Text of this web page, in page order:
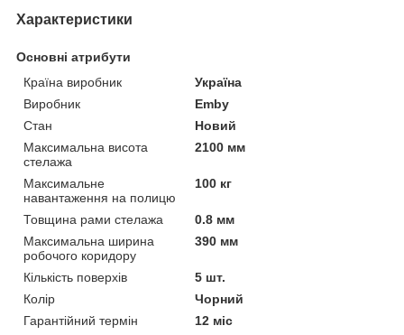
Характеристики
Основні атрибути
Країна виробник
Україна
Виробник
Emby
Стан
Новий
Максимальна висота
стелажа
2100 мм
Максимальне
навантаження на полицю
100 кг
Товщина рами стелажа
0.8 мм
Максимальна ширина
робочого коридору
390 мм
Кількість поверхів
5 шт.
Колір
Чорний
Гарантійний термін
12 міс